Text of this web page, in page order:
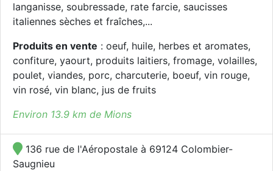
langanisse, soubressade, rate farcie, saucisses
italiennes sèches et fraîches,...
Produits en vente : oeuf, huile, herbes et aromates,
confiture, yaourt, produits laitiers, fromage, volailles,
poulet, viandes, porc, charcuterie, boeuf, vin rouge,
vin rosé, vin blanc, jus de fruits
Environ 13.9 km de Mions
136 rue de l'Aéropostale à 69124 Colombier-
Saugnieu